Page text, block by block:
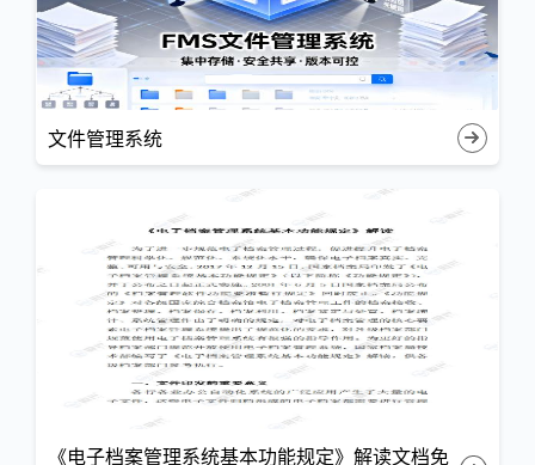
文件管理系统
《电子档案管理系统基本功能规定》解读文档免